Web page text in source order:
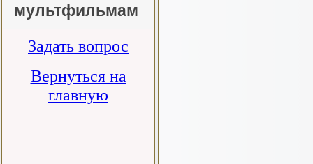
мультфильмам
Задать вопрос
Вернуться на
главную